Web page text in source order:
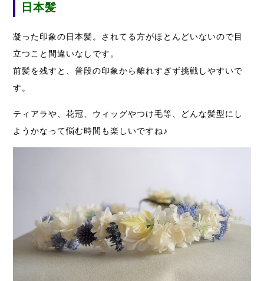
日本髪
凝った印象の日本髪。されてる方がほとんどいないので目
立つこと間違いなしです。
前髪を残すと、普段の印象から離れすぎず挑戦しやすいで
す。
ティアラや、花冠、ウィッグやつけ毛等、どんな髪型にし
ようかなって悩む時間も楽しいですね♪